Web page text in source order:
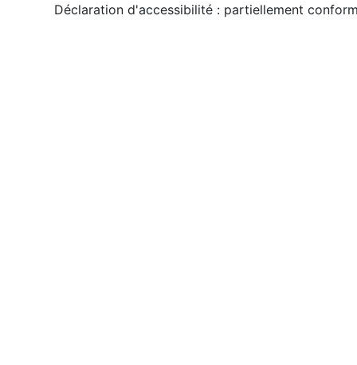
Déclaration d'accessibilité : partiellement